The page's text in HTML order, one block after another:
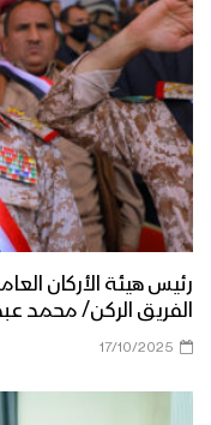
رئيس هيئة الأركان
الفريق الركن/ محمد
17/10/2025